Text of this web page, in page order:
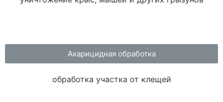
Акарицидная обработка
обработка участка от клещей